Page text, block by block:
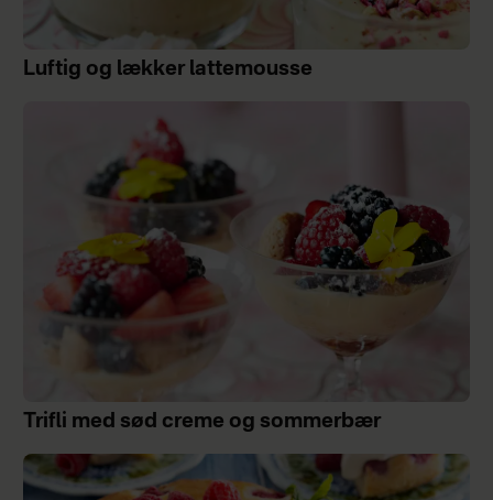
Luftig og lækker lattemousse
Trifli med sød creme og sommerbær